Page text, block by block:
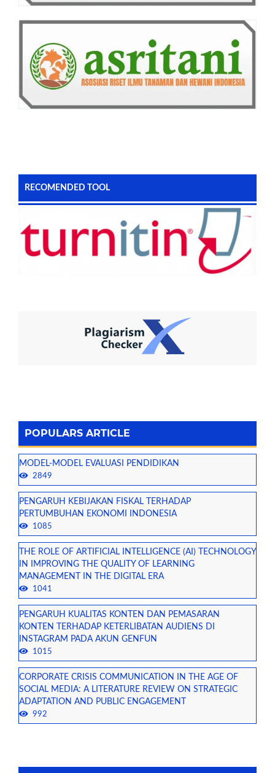
RECOMENDED TOOL
POPULARS ARTICLE
MODEL-MODEL EVALUASI PENDIDIKAN
2849
PENGARUH KEBIJAKAN FISKAL TERHADAP
PERTUMBUHAN EKONOMI INDONESIA
1085
THE ROLE OF ARTIFICIAL INTELLIGENCE (AI) TECHNOLOGY
IN IMPROVING THE QUALITY OF LEARNING
MANAGEMENT IN THE DIGITAL ERA
1041
PENGARUH KUALITAS KONTEN DAN PEMASARAN
KONTEN TERHADAP KETERLIBATAN AUDIENS DI
INSTAGRAM PADA AKUN GENFUN
1015
CORPORATE CRISIS COMMUNICATION IN THE AGE OF
SOCIAL MEDIA: A LITERATURE REVIEW ON STRATEGIC
ADAPTATION AND PUBLIC ENGAGEMENT
992